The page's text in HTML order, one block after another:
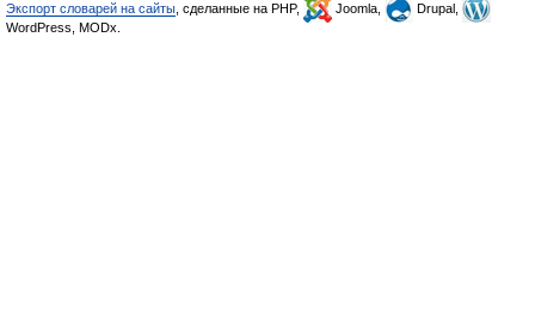
Экспорт словарей на сайты , сделанные на PHP, Joomla,
Drupal,
WordPress, MODx.